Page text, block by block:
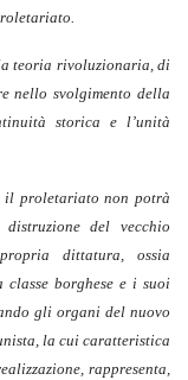
teoria rivoluzionaria, di
nello svolgimento della
storica e l’unità
il proletariato non potrà
del vecchio
dittatura, ossia
borghese e i suoi
gli organi del nuovo
la cui caratteristica
rappresenta,